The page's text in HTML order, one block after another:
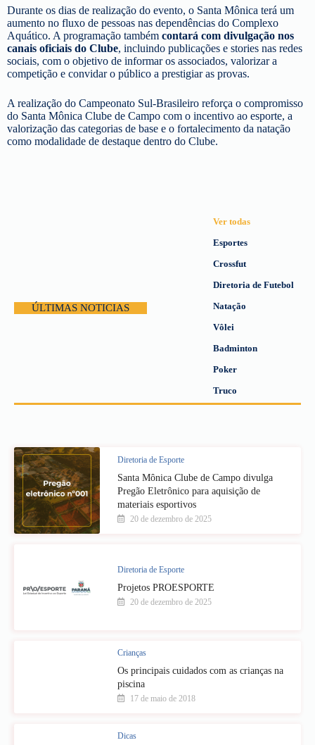
Durante os dias de realização do evento, o Santa Mônica terá um
aumento no fluxo de pessoas nas dependências do Complexo
Aquático. A programação também contará com divulgação nos
canais oficiais do Clube, incluindo publicações e stories nas redes
sociais, com o objetivo de informar os associados, valorizar a
competição e convidar o público a prestigiar as provas.
A realização do Campeonato Sul-Brasileiro reforça o compromisso
do Santa Mônica Clube de Campo com o incentivo ao esporte, a
valorização das categorias de base e o fortalecimento da natação
como modalidade de destaque dentro do Clube.
ÚLTIMAS NOTICIAS
Ver todas
Esportes
Crossfut
Diretoria de Futebol
Natação
Vôlei
Badminton
Poker
Truco
Diretoria de Esporte
Santa Mônica Clube de Campo divulga
Pregão Eletrônico para aquisição de
materiais esportivos
20 de dezembro de 2025
Diretoria de Esporte
Projetos PROESPORTE
20 de dezembro de 2025
Crianças
Os principais cuidados com as crianças na
piscina
17 de maio de 2018
Dicas